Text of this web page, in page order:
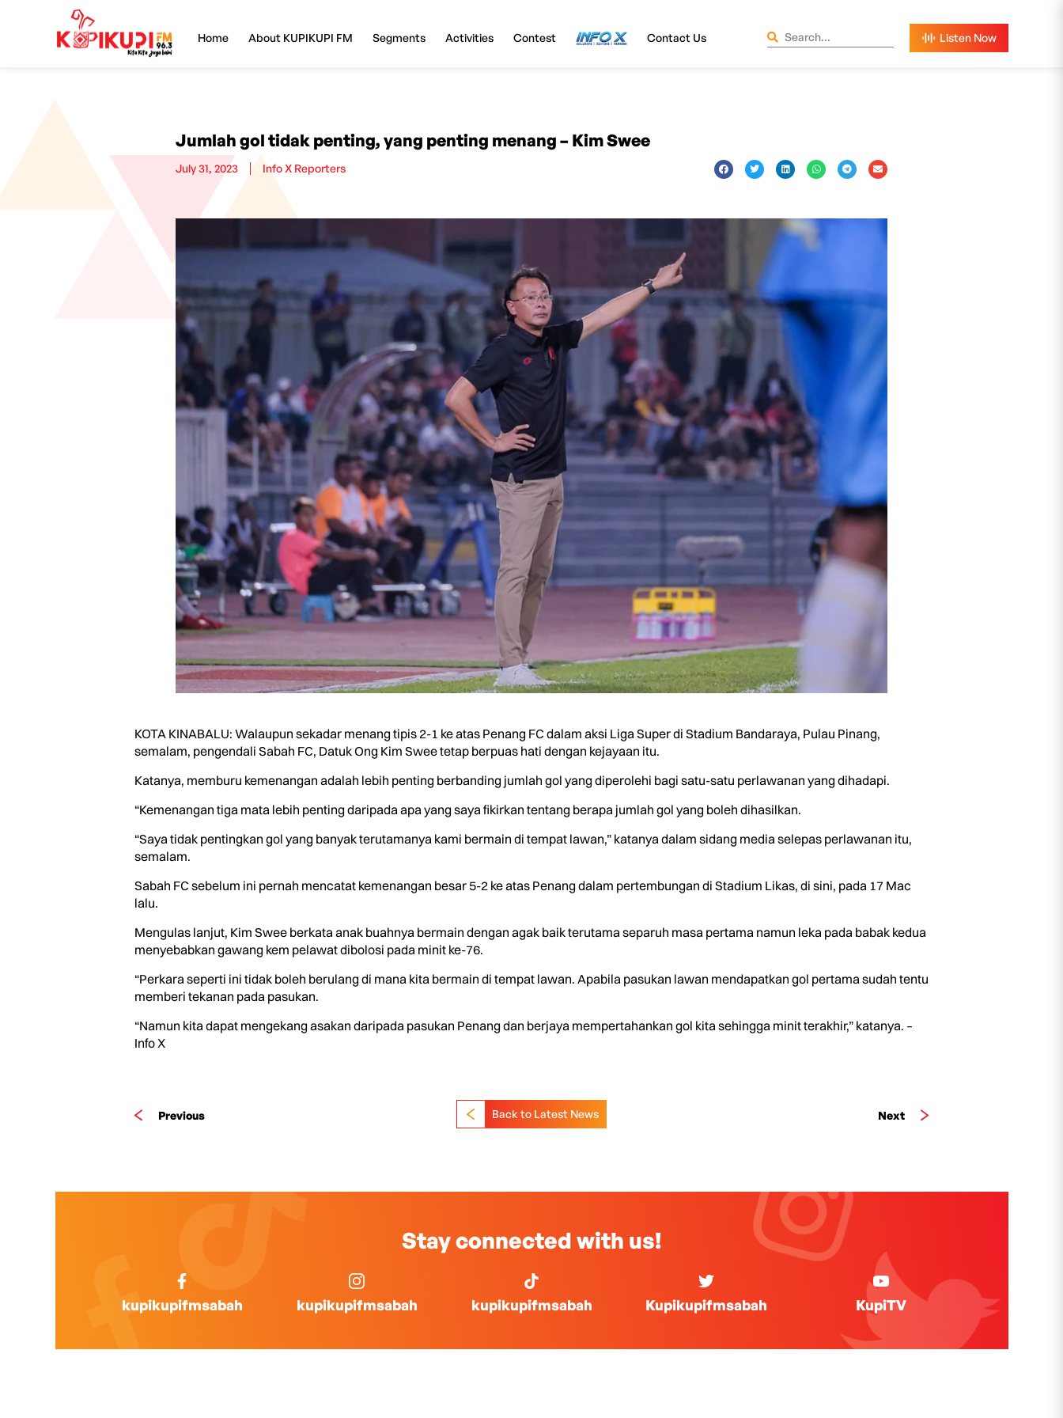
Home About KUPIKUPI FM Segments Activities Contest InfoX Contact Us
Jumlah gol tidak penting, yang penting menang – Kim Swee
July 31, 2023 Info X Reporters
KOTA KINABALU: Walaupun sekadar menang tipis 2-1 ke atas Penang FC dalam aksi Liga Super di Stadium Bandaraya, Pulau Pinang,
semalam, pengendali Sabah FC, Datuk Ong Kim Swee tetap berpuas hati dengan kejayaan itu.
Katanya, memburu kemenangan adalah lebih penting berbanding jumlah gol yang diperolehi bagi satu-satu perlawanan yang dihadapi.
“Kemenangan tiga mata lebih penting daripada apa yang saya fikirkan tentang berapa jumlah gol yang boleh dihasilkan.
“Saya tidak pentingkan gol yang banyak terutamanya kami bermain di tempat lawan,” katanya dalam sidang media selepas perlawanan itu,
semalam.
Sabah FC sebelum ini pernah mencatat kemenangan besar 5-2 ke atas Penang dalam pertembungan di Stadium Likas, di sini, pada 17 Mac
lalu.
Mengulas lanjut, Kim Swee berkata anak buahnya bermain dengan agak baik terutama separuh masa pertama namun leka pada babak kedua
menyebabkan gawang kem pelawat dibolosi pada minit ke-76.
“Perkara seperti ini tidak boleh berulang di mana kita bermain di tempat lawan. Apabila pasukan lawan mendapatkan gol pertama sudah tentu
memberi tekanan pada pasukan.
“Namun kita dapat mengekang asakan daripada pasukan Penang dan berjaya mempertahankan gol kita sehingga minit terakhir,” katanya. –
Info X
Previous Next
Back to Latest News
Stay connected with us!
kupikupifmsabah kupikupifmsabah kupikupifmsabah Kupikupifmsabah KupiTV